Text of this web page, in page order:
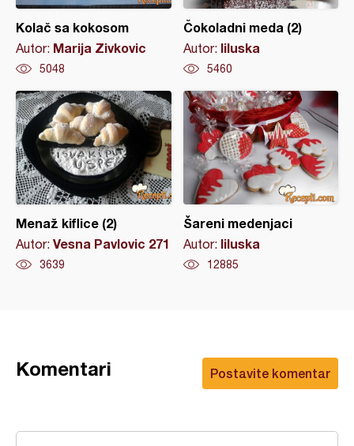
Kolač sa kokosom
Autor: Marija Zivkovic
5048
Čokoladni meda (2)
Autor: liluska
5460
Menaž kiflice (2)
Autor: Vesna Pavlovic 271
3639
Šareni medenjaci
Autor: liluska
12885
Postavite komentar
Komentari